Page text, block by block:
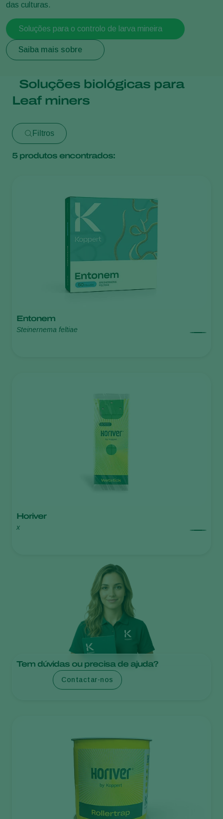
das culturas.
Soluções para o controlo de larva mineira
Saiba mais sobre
Soluções biológicas para
Leaf miners
Filtros
5 produtos encontrados:
Entonem
Steinernema feltiae
Horiver
x
Tem dúvidas ou precisa de ajuda?
Contactar-nos